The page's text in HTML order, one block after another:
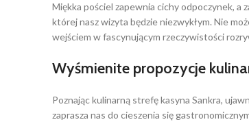
Miękka pościel zapewnia cichy odpoczynek,
której nasz wizyta będzie niezwykłym. Nie
wejściem w fascynującym rzeczywistości
Wyśmienite propozycje
Poznając kulinarną strefę kasyna Sankra,
zaprasza nas do cieszenia się